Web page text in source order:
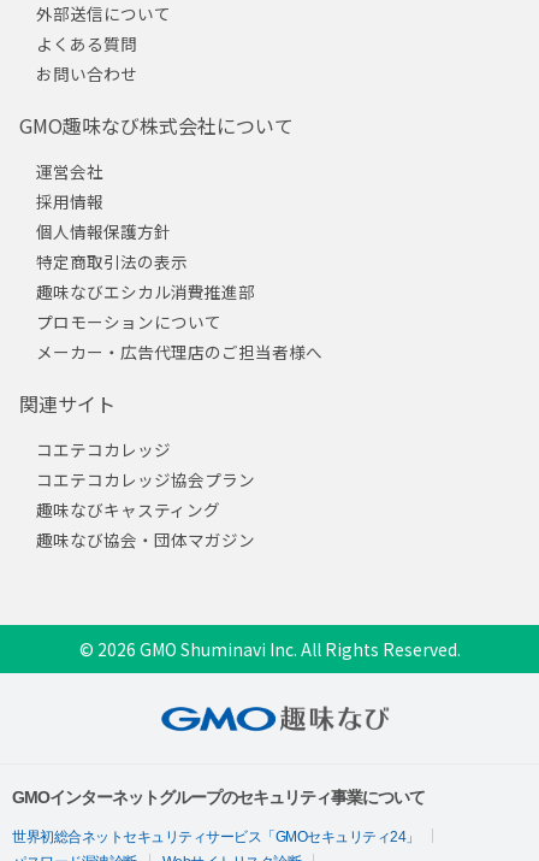
外部送信について
よくある質問
お問い合わせ
GMO趣味なび株式会社について
運営会社
採用情報
個人情報保護方針
特定商取引法の表示
趣味なびエシカル消費推進部
プロモーションについて
メーカー・広告代理店のご担当者様へ
関連サイト
コエテコカレッジ
コエテコカレッジ協会プラン
趣味なびキャスティング
趣味なび協会・団体マガジン
© 2026 GMO Shuminavi Inc. All Rights Reserved.